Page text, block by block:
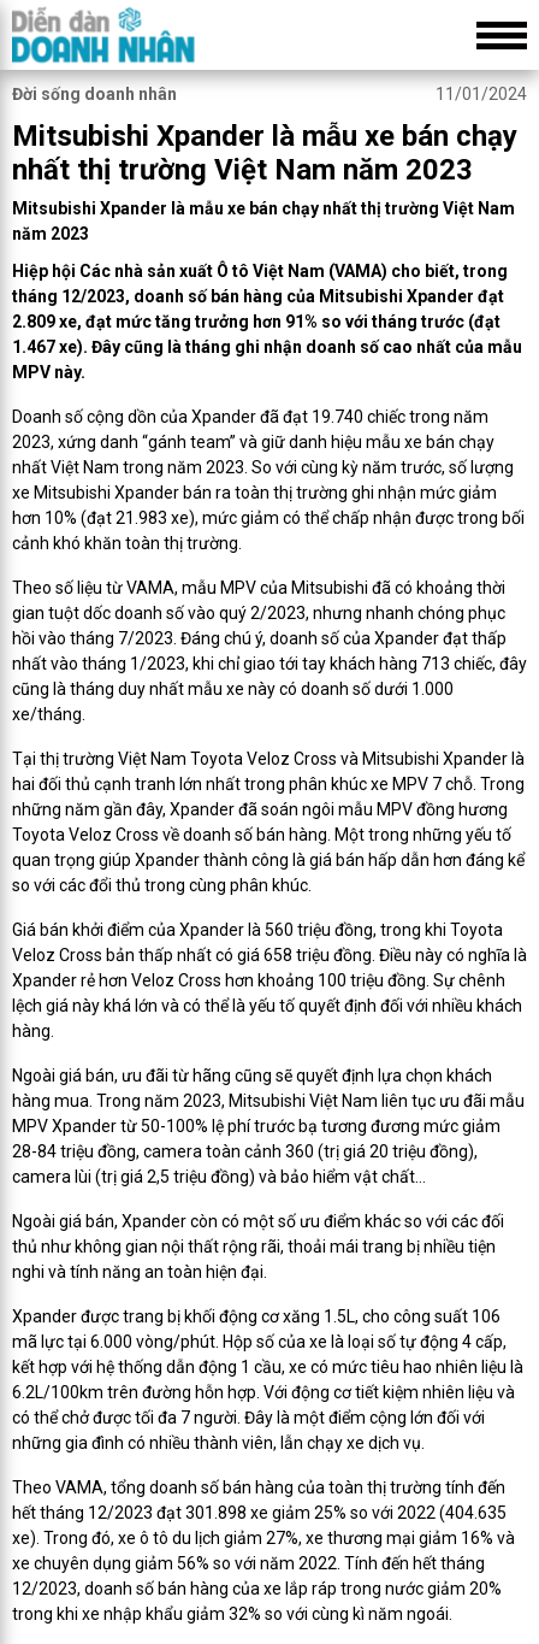
Đời sống doanh nhân 11/01/2024
Mitsubishi Xpander là mẫu xe bán chạy
nhất thị trường Việt Nam năm 2023
Mitsubishi Xpander là mẫu xe bán chạy nhất thị trường Việt Nam
năm 2023
Hiệp hội Các nhà sản xuất Ô tô Việt Nam (VAMA) cho biết, trong
tháng 12/2023, doanh số bán hàng của Mitsubishi Xpander đạt
2.809 xe, đạt mức tăng trưởng hơn 91% so với tháng trước (đạt
1.467 xe). Đây cũng là tháng ghi nhận doanh số cao nhất của mẫu
MPV này.
Doanh số cộng dồn của Xpander đã đạt 19.740 chiếc trong năm
2023, xứng danh “gánh team” và giữ danh hiệu mẫu xe bán chạy
nhất Việt Nam trong năm 2023. So với cùng kỳ năm trước, số lượng
xe Mitsubishi Xpander bán ra toàn thị trường ghi nhận mức giảm
hơn 10% (đạt 21.983 xe), mức giảm có thể chấp nhận được trong bối
cảnh khó khăn toàn thị trường.
Theo số liệu từ VAMA, mẫu MPV của Mitsubishi đã có khoảng thời
gian tuột dốc doanh số vào quý 2/2023, nhưng nhanh chóng phục
hồi vào tháng 7/2023. Đáng chú ý, doanh số của Xpander đạt thấp
nhất vào tháng 1/2023, khi chỉ giao tới tay khách hàng 713 chiếc, đây
cũng là tháng duy nhất mẫu xe này có doanh số dưới 1.000
xe/tháng.
Tại thị trường Việt Nam Toyota Veloz Cross và Mitsubishi Xpander là
hai đối thủ cạnh tranh lớn nhất trong phân khúc xe MPV 7 chỗ. Trong
những năm gần đây, Xpander đã soán ngôi mẫu MPV đồng hương
Toyota Veloz Cross về doanh số bán hàng. Một trong những yếu tố
quan trọng giúp Xpander thành công là giá bán hấp dẫn hơn đáng kể
so với các đổi thủ trong cùng phân khúc.
Giá bán khởi điểm của Xpander là 560 triệu đồng, trong khi Toyota
Veloz Cross bản thấp nhất có giá 658 triệu đồng. Điều này có nghĩa là
Xpander rẻ hơn Veloz Cross hơn khoảng 100 triệu đồng. Sự chênh
lệch giá này khá lớn và có thể là yếu tố quyết định đối với nhiều khách
hàng.
Ngoài giá bán, ưu đãi từ hãng cũng sẽ quyết định lựa chọn khách
hàng mua. Trong năm 2023, Mitsubishi Việt Nam liên tục ưu đãi mẫu
MPV Xpander từ 50-100% lệ phí trước bạ tương đương mức giảm
28-84 triệu đồng, camera toàn cảnh 360 (trị giá 20 triệu đồng),
camera lùi (trị giá 2,5 triệu đồng) và bảo hiểm vật chất…
Ngoài giá bán, Xpander còn có một số ưu điểm khác so với các đối
thủ như không gian nội thất rộng rãi, thoải mái trang bị nhiều tiện
nghi và tính năng an toàn hiện đại.
Xpander được trang bị khối động cơ xăng 1.5L, cho công suất 106
mã lực tại 6.000 vòng/phút. Hộp số của xe là loại số tự động 4 cấp,
kết hợp với hệ thống dẫn động 1 cầu, xe có mức tiêu hao nhiên liệu là
6.2L/100km trên đường hỗn hợp. Với động cơ tiết kiệm nhiên liệu và
có thể chở được tối đa 7 người. Đây là một điểm cộng lớn đối với
những gia đình có nhiều thành viên, lẫn chạy xe dịch vụ.
Theo VAMA, tổng doanh số bán hàng của toàn thị trường tính đến
hết tháng 12/2023 đạt 301.898 xe giảm 25% so với 2022 (404.635
xe). Trong đó, xe ô tô du lịch giảm 27%, xe thương mại giảm 16% và
xe chuyên dụng giảm 56% so với năm 2022. Tính đến hết tháng
12/2023, doanh số bán hàng của xe lắp ráp trong nước giảm 20%
trong khi xe nhập khẩu giảm 32% so với cùng kì năm ngoái.